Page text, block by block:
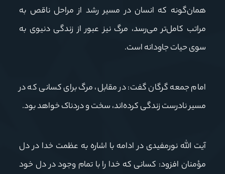
همان‌گونه که انسان در مسیر رشد از مراحل ناقص به
مراتب کامل‌تر می‌رسد، مرگ نیز عبور از زندگی دنیوی به
سوی حیات جاودانه است.
امام جمعه گرگان گفت: در مقابل، مرگ برای کسانی که در
مسیر نادرست زندگی کرده‌اند، سخت و دردناک خواهد بود.
آیت الله نورمفیدی در ادامه با اشاره به عظمت خدا در دل
مؤمنان افزود: کسانی که خدا را با تمام وجود در دل خود